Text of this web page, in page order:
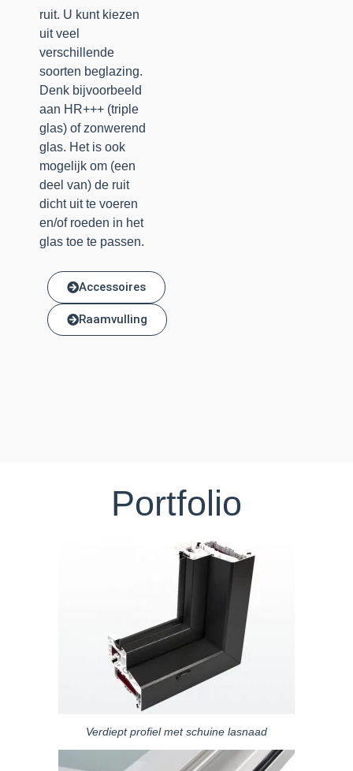
ruit. U kunt kiezen
uit veel
verschillende
soorten beglazing.
Denk bijvoorbeeld
aan HR+++ (triple
glas) of zonwerend
glas. Het is ook
mogelijk om (een
deel van) de ruit
dicht uit te voeren
en/of roeden in het
glas toe te passen.
Accessoires
Raamvulling
Portfolio
Verdiept profiel met schuine lasnaad